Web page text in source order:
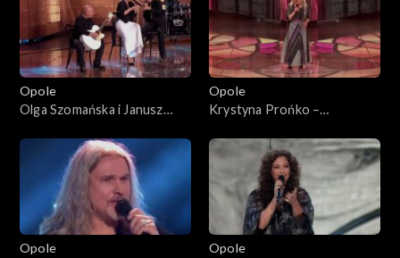
Bogdana Olewicza”
KFPP: Koncert
„Autobiografia. Jubileusz
Bogdana Olewicza”
Opole
Olga Szomańska i Janusz
nieznajomej”. 63. KFPP:
Koncert „Autobiografia.
Jubileusz Bogdana Olewicza”
Opole
Krystyna Prońko –
prawdziwą”. 63. KFPP:
Koncert „Autobiografia.
Jubileusz Bogdana Olewicza”
Opole
Opole